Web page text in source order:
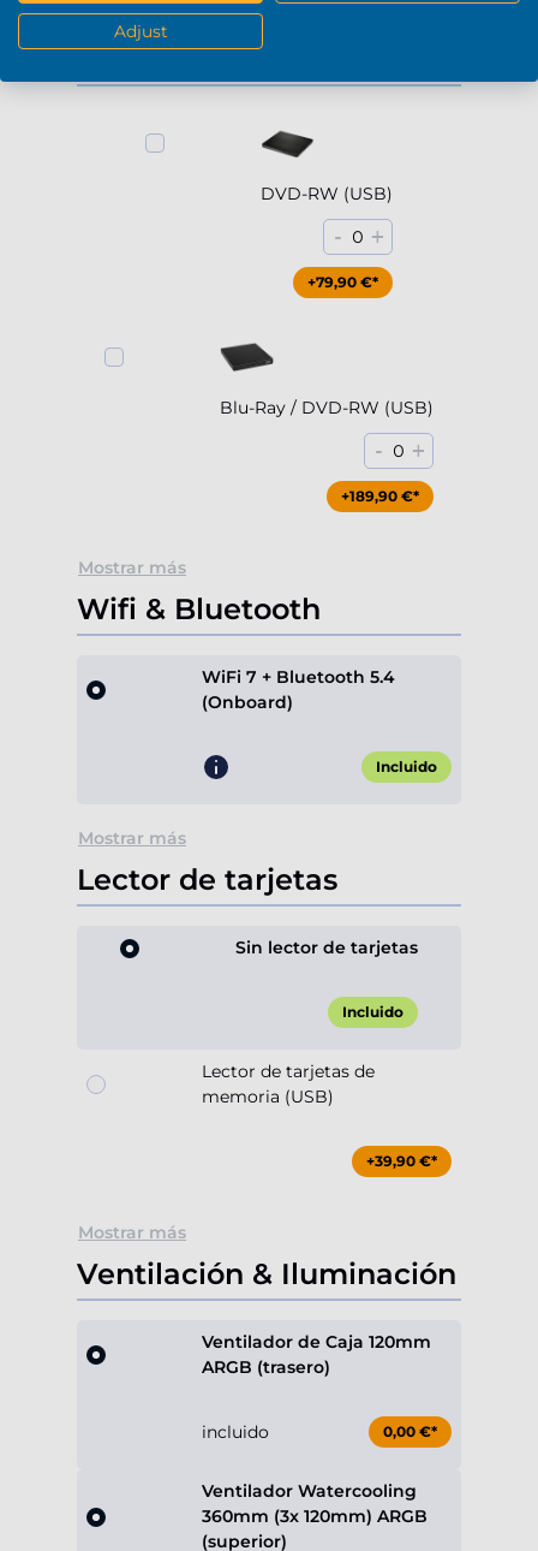
Mostrar más
DVD / Blu-Ray
DVD-RW (USB)
- 0 +
+79,90 €*
Blu-Ray / DVD-RW (USB)
- 0 +
+189,90 €*
Mostrar más
Wifi & Bluetooth
WiFi 7 + Bluetooth 5.4
(Onboard)
Incluido
Mostrar más
Lector de tarjetas
Sin lector de tarjetas
Incluido
Lector de tarjetas de
memoria (USB)
+39,90 €*
Mostrar más
Ventilación & Iluminación
Ventilador de Caja 120mm
ARGB (trasero)
incluido 0,00 €*
Ventilador Watercooling
360mm (3x 120mm) ARGB
(superior)
Adjust